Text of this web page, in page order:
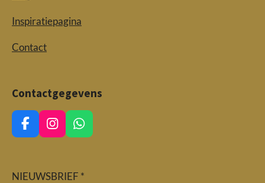
Inspiratiepagina
Contact
Contactgegevens
F
a
b
I
n
a
W
h
s
NIEUWSBRIEF *